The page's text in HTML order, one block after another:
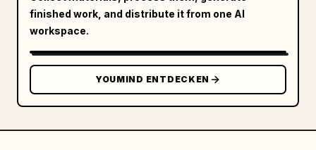
finished work, and distribute it from one AI
workspace.
YOUMIND ENTDECKEN